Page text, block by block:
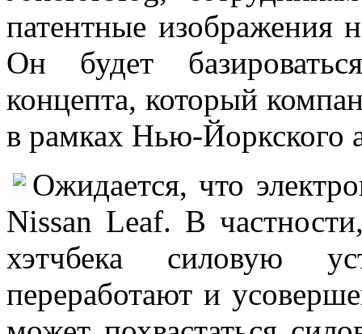
патентные изображения
Он будет
концепта, который
в рамках Нью-Йоркского
Ожидается, что
Nissan Leaf. В
хэтчбека силовую
переработают и